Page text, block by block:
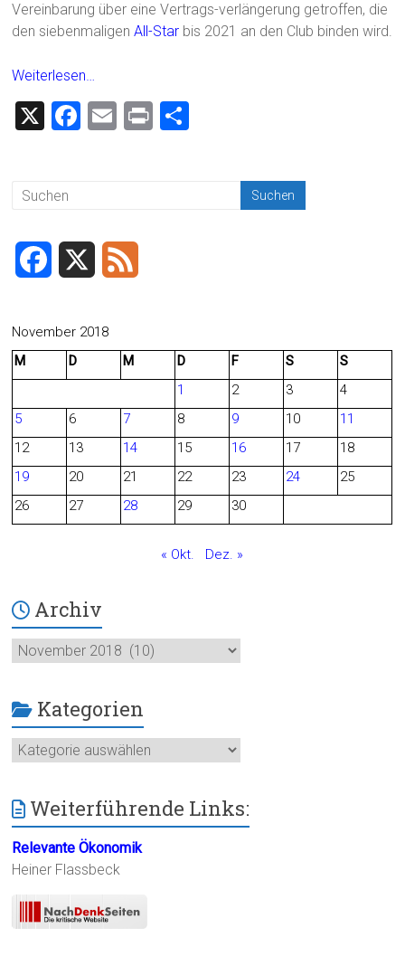
Vereinbarung über eine Vertrags-verlängerung getroffen, die
den siebenmaligenAll-Star bis 2021 an den Club binden wird.
Weiterlesen…
X
F
ok
E
Pr
c
b
o
November 2018
M
D M D F S
S
1
2 3
4
5
6 7 8 9 10
11
12
13 14 15 16 17
18
19
20 21 22 23 24
25
26
27 28 29 30
« Okt. Dez. »
Archiv
Archiv
Kategorien
Kategorien
Weiterführende Links:
Relevante Ökonomik
Heiner Flassbeck